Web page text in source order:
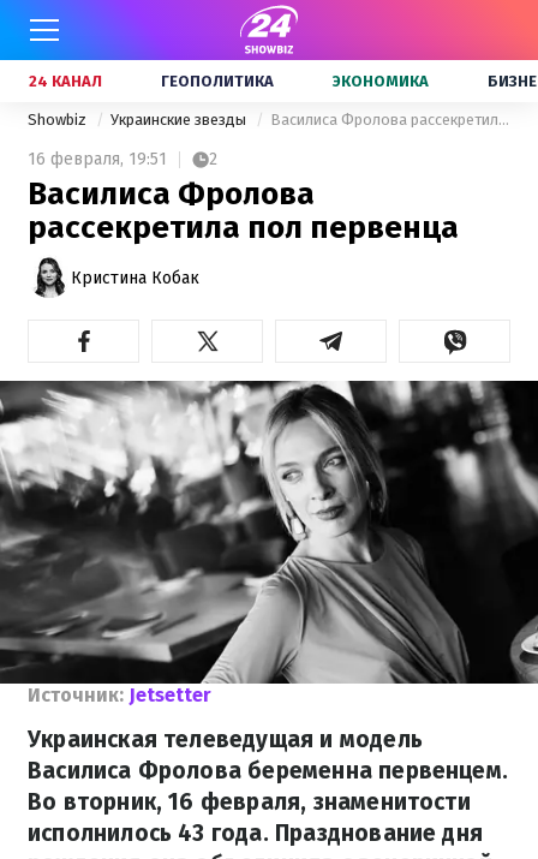
24 КАНАЛ ГЕОПОЛИТИКА ЭКОНОМИКА
Showbiz Украинские звезды Василиса Фролова рассекретила пол первенца
16 февраля, 19:51 2
Василиса Фролова
рассекретила пол первенца
Кристина Кобак
Источник: Jetsetter
Украинская телеведущая и модель
Василиса Фролова беременна первенцем.
Во вторник, 16 февраля, знаменитости
исполнилось 43 года. Празднование дня